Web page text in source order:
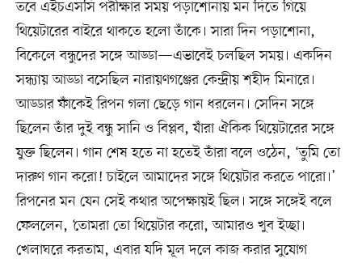
তবে এইচএসসি পরীক্ষার সময় পড়াশোনায় মন দিতে গিয়ে
থিয়েটারের বাইরে থাকতে হলো তাঁকে। সারা দিন পড়াশোনা,
বিকেলে বন্ধুদের সঙ্গে আড্ডা—এভাবেই চলছিল সময়। একদিন
সন্ধ্যায় আড্ডা বসেছিল নারায়ণগঞ্জের কেন্দ্রীয় শহীদ মিনারে।
আড্ডার ফাঁকেই রিপন গলা ছেড়ে গান ধরলেন। সেদিন সঙ্গে
ছিলেন তাঁর দুই বন্ধু সানি ও বিপ্লব, যাঁরা ঐকিক থিয়েটারের সঙ্গে
যুক্ত ছিলেন। গান শেষ হতে না হতেই তাঁরা বলে ওঠেন, ‘তুমি তো
দারুণ গান করো! চাইলে আমাদের সঙ্গে থিয়েটার করতে পারো।’
রিপনের মন যেন সেই কথার অপেক্ষায়ই ছিল। সঙ্গে সঙ্গেই বলে
ফেললেন, ‘তোমরা তো থিয়েটার করো, আমারও খুব ইচ্ছা।
খেলাঘরে করতাম, এবার যদি মূল দলে কাজ করার সুযোগ